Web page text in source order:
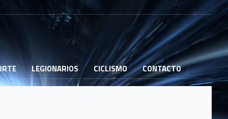
LEGIONARIOS CICLISMO CONTACTO